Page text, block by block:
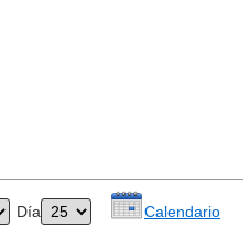
Día Calendario